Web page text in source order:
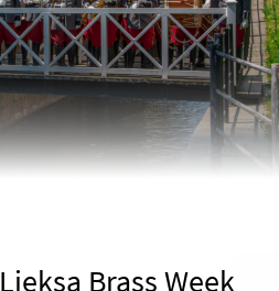
Lieksa Brass Week